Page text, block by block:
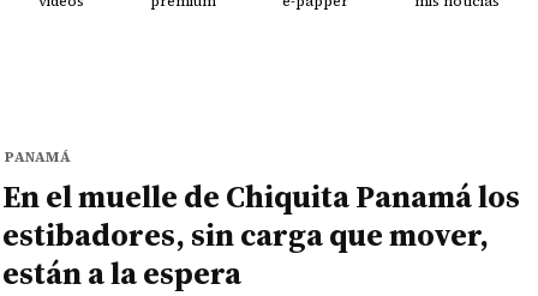
PANAMÁ
En el muelle de Chiquita Panamá los
estibadores, sin carga que mover,
están a la espera